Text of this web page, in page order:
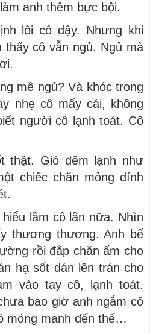
anh thêm bực bội.
lôi cô dậy. Nhưng khi
cô vẫn ngủ. Ngủ mà
mê ngủ? Và khóc trong
nhẹ cô mấy cái, không
người cô lạnh toát. Cô
thật. Gió đêm lạnh như
chiếc chăn mỏng dính
lầm cô lần nữa. Nhìn
thương thương. Anh bế
rồi đắp chăn ấm cho
hạ sốt dán lên trán cho
vào tay cô, lạnh toát.
bao giờ anh ngắm cô
mỏng manh đến thế…